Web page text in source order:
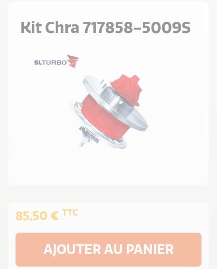
Kit Chra 717858-5009S
85,50 € TTC
AJOUTER AU PANIER